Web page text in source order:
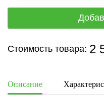
Стоимость товара: 2
Описание